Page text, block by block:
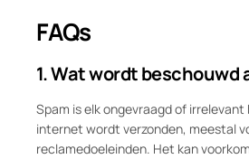
FAQs
1. Wat wordt beschouwd
Spam is elk ongevraagd of
internet wordt verzonden, meestal
reclamedoeleinden. Het kan